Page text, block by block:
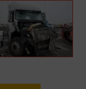
ЗАПИТВАНЕ